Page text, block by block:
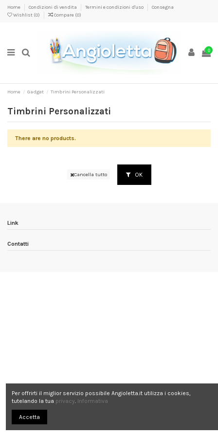
Home Condizioni di vendita Termini e condizioni d'uso
Consegna
Wishlist (0) Compare (0)
0
Home Gadget Timbrini Personalizzati
Timbrini Personalizzati
There are no products.
Cancella tutto OK
Link
Contatti
Per offrirti il miglior servizio possibile Angioletta.it utilizza i cookies,
tutelando la tua privacy. Informativa
Accetta